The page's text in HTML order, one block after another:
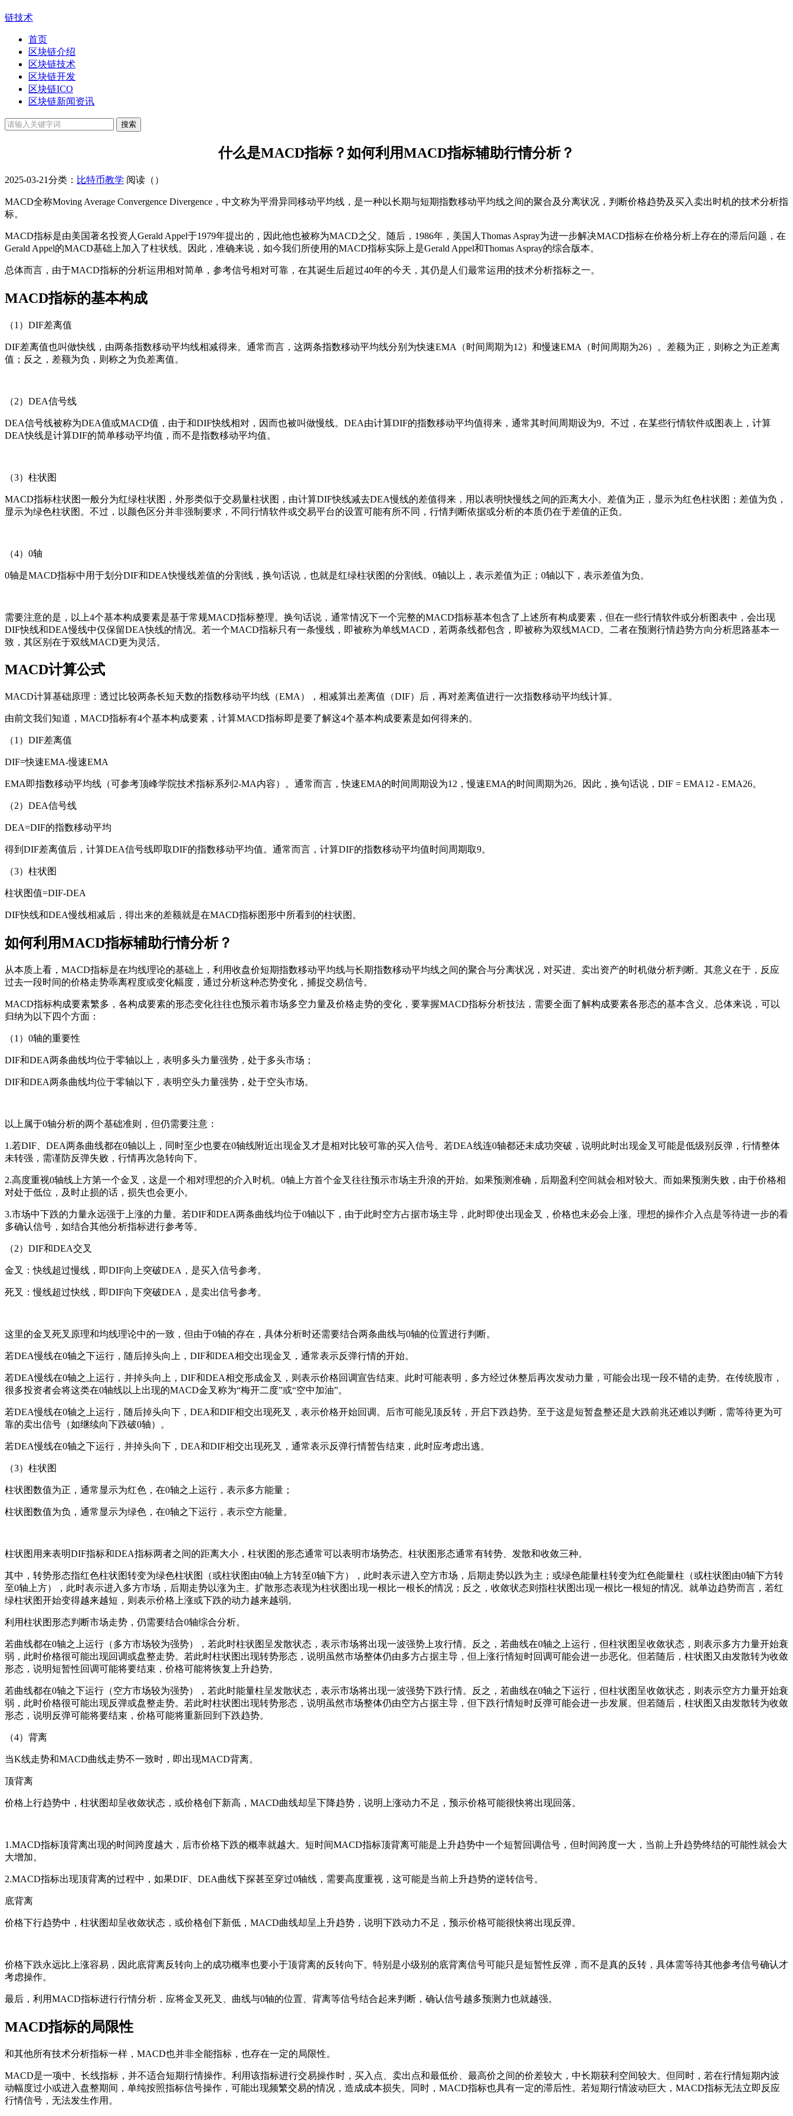
链技术
首页
区块链介绍
区块链技术
区块链开发
区块链ICO
区块链新闻资讯
什么是MACD指标？如何利用MACD指标辅助行情分析？
2025-03-21分类： 比特币教学 阅读（ ）
MACD全称Moving Average Convergence Divergence，中文称为平滑异同移动平均线，是一种以长期与短期指数移动平均线之间的聚合及分离状况，判断价格趋势及买入卖出时机的技术分析指
标。
MACD指标是由美国著名投资人Gerald Appel于1979年提出的，因此他也被称为MACD之父。随后，1986年，美国人Thomas Aspray为进一步解决MACD指标在价格分析上存在的滞后问题，在
Gerald Appel的MACD基础上加入了柱状线。因此，准确来说，如今我们所使用的MACD指标实际上是Gerald Appel和Thomas Aspray的综合版本。
总体而言，由于MACD指标的分析运用相对简单，参考信号相对可靠，在其诞生后超过40年的今天，其仍是人们最常运用的技术分析指标之一。
MACD指标的基本构成
（1）DIF差离值
DIF差离值也叫做快线，由两条指数移动平均线相减得来。通常而言，这两条指数移动平均线分别为快速EMA（时间周期为12）和慢速EMA（时间周期为26）。差额为正，则称之为正差离
值；反之，差额为负，则称之为负差离值。
（2）DEA信号线
DEA信号线被称为DEA值或MACD值，由于和DIF快线相对，因而也被叫做慢线。DEA由计算DIF的指数移动平均值得来，通常其时间周期设为9。不过，在某些行情软件或图表上，计算
DEA快线是计算DIF的简单移动平均值，而不是指数移动平均值。
（3）柱状图
MACD指标柱状图一般分为红绿柱状图，外形类似于交易量柱状图，由计算DIF快线减去DEA慢线的差值得来，用以表明快慢线之间的距离大小。差值为正，显示为红色柱状图；差值为负，
显示为绿色柱状图。不过，以颜色区分并非强制要求，不同行情软件或交易平台的设置可能有所不同，行情判断依据或分析的本质仍在于差值的正负。
（4）0轴
0轴是MACD指标中用于划分DIF和DEA快慢线差值的分割线，换句话说，也就是红绿柱状图的分割线。0轴以上，表示差值为正；0轴以下，表示差值为负。
需要注意的是，以上4个基本构成要素是基于常规MACD指标整理。换句话说，通常情况下一个完整的MACD指标基本包含了上述所有构成要素，但在一些行情软件或分析图表中，会出现
DIF快线和DEA慢线中仅保留DEA快线的情况。若一个MACD指标只有一条慢线，即被称为单线MACD，若两条线都包含，即被称为双线MACD。二者在预测行情趋势方向分析思路基本一
致，其区别在于双线MACD更为灵活。
MACD计算公式
MACD计算基础原理：透过比较两条长短天数的指数移动平均线（EMA），相减算出差离值（DIF）后，再对差离值进行一次指数移动平均线计算。
由前文我们知道，MACD指标有4个基本构成要素，计算MACD指标即是要了解这4个基本构成要素是如何得来的。
（1）DIF差离值
DIF=快速EMA-慢速EMA
EMA即指数移动平均线（可参考顶峰学院技术指标系列2-MA内容）。通常而言，快速EMA的时间周期设为12，慢速EMA的时间周期为26。因此，换句话说，DIF = EMA12 - EMA26。
（2）DEA信号线
DEA=DIF的指数移动平均
得到DIF差离值后，计算DEA信号线即取DIF的指数移动平均值。通常而言，计算DIF的指数移动平均值时间周期取9。
（3）柱状图
柱状图值=DIF-DEA
DIF快线和DEA慢线相减后，得出来的差额就是在MACD指标图形中所看到的柱状图。
如何利用MACD指标辅助行情分析？
从本质上看，MACD指标是在均线理论的基础上，利用收盘价短期指数移动平均线与长期指数移动平均线之间的聚合与分离状况，对买进、卖出资产的时机做分析判断。其意义在于，反应
过去一段时间的价格走势乖离程度或变化幅度，通过分析这种态势变化，捕捉交易信号。
MACD指标构成要素繁多，各构成要素的形态变化往往也预示着市场多空力量及价格走势的变化，要掌握MACD指标分析技法，需要全面了解构成要素各形态的基本含义。总体来说，可以
归纳为以下四个方面：
（1）0轴的重要性
DIF和DEA两条曲线均位于零轴以上，表明多头力量强势，处于多头市场；
DIF和DEA两条曲线均位于零轴以下，表明空头力量强势，处于空头市场。
以上属于0轴分析的两个基础准则，但仍需要注意：
1.若DIF、DEA两条曲线都在0轴以上，同时至少也要在0轴线附近出现金叉才是相对比较可靠的买入信号。若DEA线连0轴都还未成功突破，说明此时出现金叉可能是低级别反弹，行情整体
未转强，需谨防反弹失败，行情再次急转向下。
2.高度重视0轴线上方第一个金叉，这是一个相对理想的介入时机。0轴上方首个金叉往往预示市场主升浪的开始。如果预测准确，后期盈利空间就会相对较大。而如果预测失败，由于价格相
对处于低位，及时止损的话，损失也会更小。
3.市场中下跌的力量永远强于上涨的力量。若DIF和DEA两条曲线均位于0轴以下，由于此时空方占据市场主导，此时即使出现金叉，价格也未必会上涨。理想的操作介入点是等待进一步的看
多确认信号，如结合其他分析指标进行参考等。
（2）DIF和DEA交叉
金叉：快线超过慢线，即DIF向上突破DEA，是买入信号参考。
死叉：慢线超过快线，即DIF向下突破DEA，是卖出信号参考。
这里的金叉死叉原理和均线理论中的一致，但由于0轴的存在，具体分析时还需要结合两条曲线与0轴的位置进行判断。
若DEA慢线在0轴之下运行，随后掉头向上，DIF和DEA相交出现金叉，通常表示反弹行情的开始。
若DEA慢线在0轴之上运行，并掉头向上，DIF和DEA相交形成金叉，则表示价格回调宣告结束。此时可能表明，多方经过休整后再次发动力量，可能会出现一段不错的走势。在传统股市，
很多投资者会将这类在0轴线以上出现的MACD金叉称为“梅开二度”或“空中加油”。
若DEA慢线在0轴之上运行，随后掉头向下，DEA和DIF相交出现死叉，表示价格开始回调。后市可能见顶反转，开启下跌趋势。至于这是短暂盘整还是大跌前兆还难以判断，需等待更为可
靠的卖出信号（如继续向下跌破0轴）。
若DEA慢线在0轴之下运行，并掉头向下，DEA和DIF相交出现死叉，通常表示反弹行情暂告结束，此时应考虑出逃。
（3）柱状图
柱状图数值为正，通常显示为红色，在0轴之上运行，表示多方能量；
柱状图数值为负，通常显示为绿色，在0轴之下运行，表示空方能量。
柱状图用来表明DIF指标和DEA指标两者之间的距离大小，柱状图的形态通常可以表明市场势态。柱状图形态通常有转势、发散和收敛三种。
其中，转势形态指红色柱状图转变为绿色柱状图（或柱状图由0轴上方转至0轴下方），此时表示进入空方市场，后期走势以跌为主；或绿色能量柱转变为红色能量柱（或柱状图由0轴下方转
至0轴上方），此时表示进入多方市场，后期走势以涨为主。扩散形态表现为柱状图出现一根比一根长的情况；反之，收敛状态则指柱状图出现一根比一根短的情况。就单边趋势而言，若红
绿柱状图开始变得越来越短，则表示价格上涨或下跌的动力越来越弱。
利用柱状图形态判断市场走势，仍需要结合0轴综合分析。
若曲线都在0轴之上运行（多方市场较为强势），若此时柱状图呈发散状态，表示市场将出现一波强势上攻行情。反之，若曲线在0轴之上运行，但柱状图呈收敛状态，则表示多方力量开始衰
弱，此时价格很可能出现回调或盘整走势。若此时柱状图出现转势形态，说明虽然市场整体仍由多方占据主导，但上涨行情短时回调可能会进一步恶化。但若随后，柱状图又由发散转为收敛
形态，说明短暂性回调可能将要结束，价格可能将恢复上升趋势。
若曲线都在0轴之下运行（空方市场较为强势），若此时能量柱呈发散状态，表示市场将出现一波强势下跌行情。反之，若曲线在0轴之下运行，但柱状图呈收敛状态，则表示空方力量开始衰
弱，此时价格很可能出现反弹或盘整走势。若此时柱状图出现转势形态，说明虽然市场整体仍由空方占据主导，但下跌行情短时反弹可能会进一步发展。但若随后，柱状图又由发散转为收敛
形态，说明反弹可能将要结束，价格可能将重新回到下跌趋势。
（4）背离
当K线走势和MACD曲线走势不一致时，即出现MACD背离。
顶背离
价格上行趋势中，柱状图却呈收敛状态，或价格创下新高，MACD曲线却呈下降趋势，说明上涨动力不足，预示价格可能很快将出现回落。
1.MACD指标顶背离出现的时间跨度越大，后市价格下跌的概率就越大。短时间MACD指标顶背离可能是上升趋势中一个短暂回调信号，但时间跨度一大，当前上升趋势终结的可能性就会大
大增加。
2.MACD指标出现顶背离的过程中，如果DIF、DEA曲线下探甚至穿过0轴线，需要高度重视，这可能是当前上升趋势的逆转信号。
底背离
价格下行趋势中，柱状图却呈收敛状态，或价格创下新低，MACD曲线却呈上升趋势，说明下跌动力不足，预示价格可能很快将出现反弹。
价格下跌永远比上涨容易，因此底背离反转向上的成功概率也要小于顶背离的反转向下。特别是小级别的底背离信号可能只是短暂性反弹，而不是真的反转，具体需等待其他参考信号确认才
考虑操作。
最后，利用MACD指标进行行情分析，应将金叉死叉、曲线与0轴的位置、背离等信号结合起来判断，确认信号越多预测力也就越强。
MACD指标的局限性
和其他所有技术分析指标一样，MACD也并非全能指标，也存在一定的局限性。
MACD是一项中、长线指标，并不适合短期行情操作。利用该指标进行交易操作时，买入点、卖出点和最低价、最高价之间的价差较大，中长期获利空间较大。但同时，若在行情短期内波
动幅度过小或进入盘整期间，单纯按照指标信号操作，可能出现频繁交易的情况，造成成本损失。同时，MACD指标也具有一定的滞后性。若短期行情波动巨大，MACD指标无法立即反应
行情信号，无法发生作用。